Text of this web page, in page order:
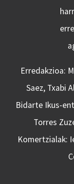
Erredakzioa:
Saez, Txabi
Bidarte Ikus-
Torres
Komertzialak: